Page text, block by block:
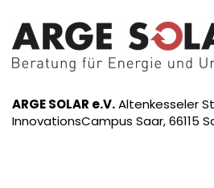
ARGE SOLAR e.V.Altenkesseler
InnovationsCampus Saar, 66115